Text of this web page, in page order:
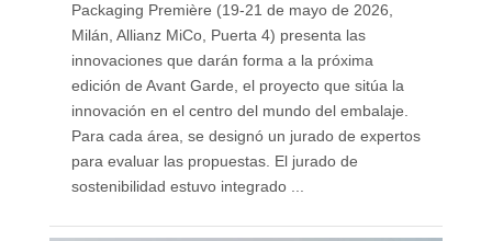
Packaging Première (19-21 de mayo de 2026,
Milán, Allianz MiCo, Puerta 4) presenta las
innovaciones que darán forma a la próxima
edición de Avant Garde, el proyecto que sitúa la
innovación en el centro del mundo del embalaje.
Para cada área, se designó un jurado de expertos
para evaluar las propuestas. El jurado de
sostenibilidad estuvo integrado ...